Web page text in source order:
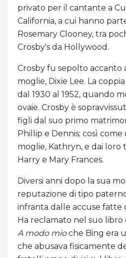
privato per il cantante a
California, a cui hanno
Rosemary Clooney, tra
Crosby's da Hollywood.
Crosby fu sepolto accanto
moglie, Dixie Lee. La
dal 1930 al 1952, quando
ovaie. Crosby è
figli dal suo primo
Phillip e Dennis; così come
moglie, Kathryn, e dai loro
Harry e Mary Frances.
Diversi anni dopo la sua
reputazione di tipo
infranta dalle accuse fatte
Ha reclamato nel suo libro
A modo mioche Bing era
che abusava fisicamente